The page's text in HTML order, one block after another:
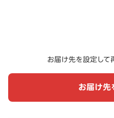
お届け先を設定して
お届け先